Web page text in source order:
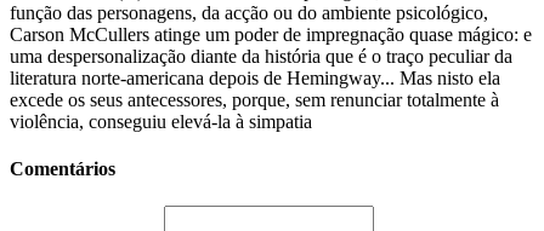
função das personagens, da acção ou do ambiente psicológico,
Carson McCullers atinge um poder de impregnação quase mágico: e
uma despersonalização diante da história que é o traço peculiar da
literatura norte-americana depois de Hemingway... Mas nisto ela
excede os seus antecessores, porque, sem renunciar totalmente à
violência, conseguiu elevá-la à simpatia
Comentários